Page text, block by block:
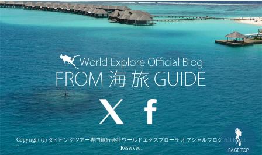
Copyright (c) ダイビングツアー専門旅行会社ワールドエクスプローラ オフシャルブログ All Right
Reserved.